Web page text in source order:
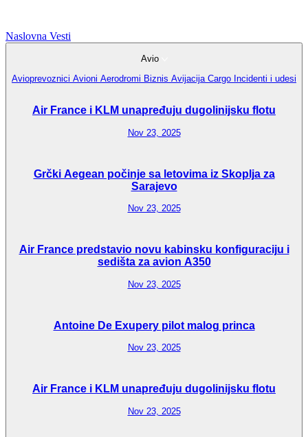
Naslovna Vesti
Avio
Avioprevoznici Avioni Aerodromi Biznis Avijacija Cargo Incidenti i udesi
Air France i KLM unapređuju dugolinijsku flotu
Nov 23, 2025
Grčki Aegean počinje sa letovima iz Skoplja za
Sarajevo
Nov 23, 2025
Air France predstavio novu kabinsku konfiguraciju i
sedišta za avion A350
Nov 23, 2025
Antoine De Exupery pilot malog princa
Nov 23, 2025
Air France i KLM unapređuju dugolinijsku flotu
Nov 23, 2025